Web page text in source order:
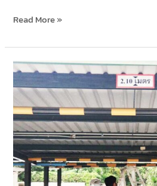
Read More »
ป้าย
ระยะ
Peninsula
Hotel